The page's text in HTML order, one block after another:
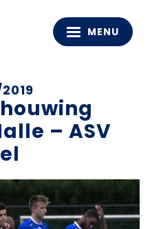
MENU
– ASV